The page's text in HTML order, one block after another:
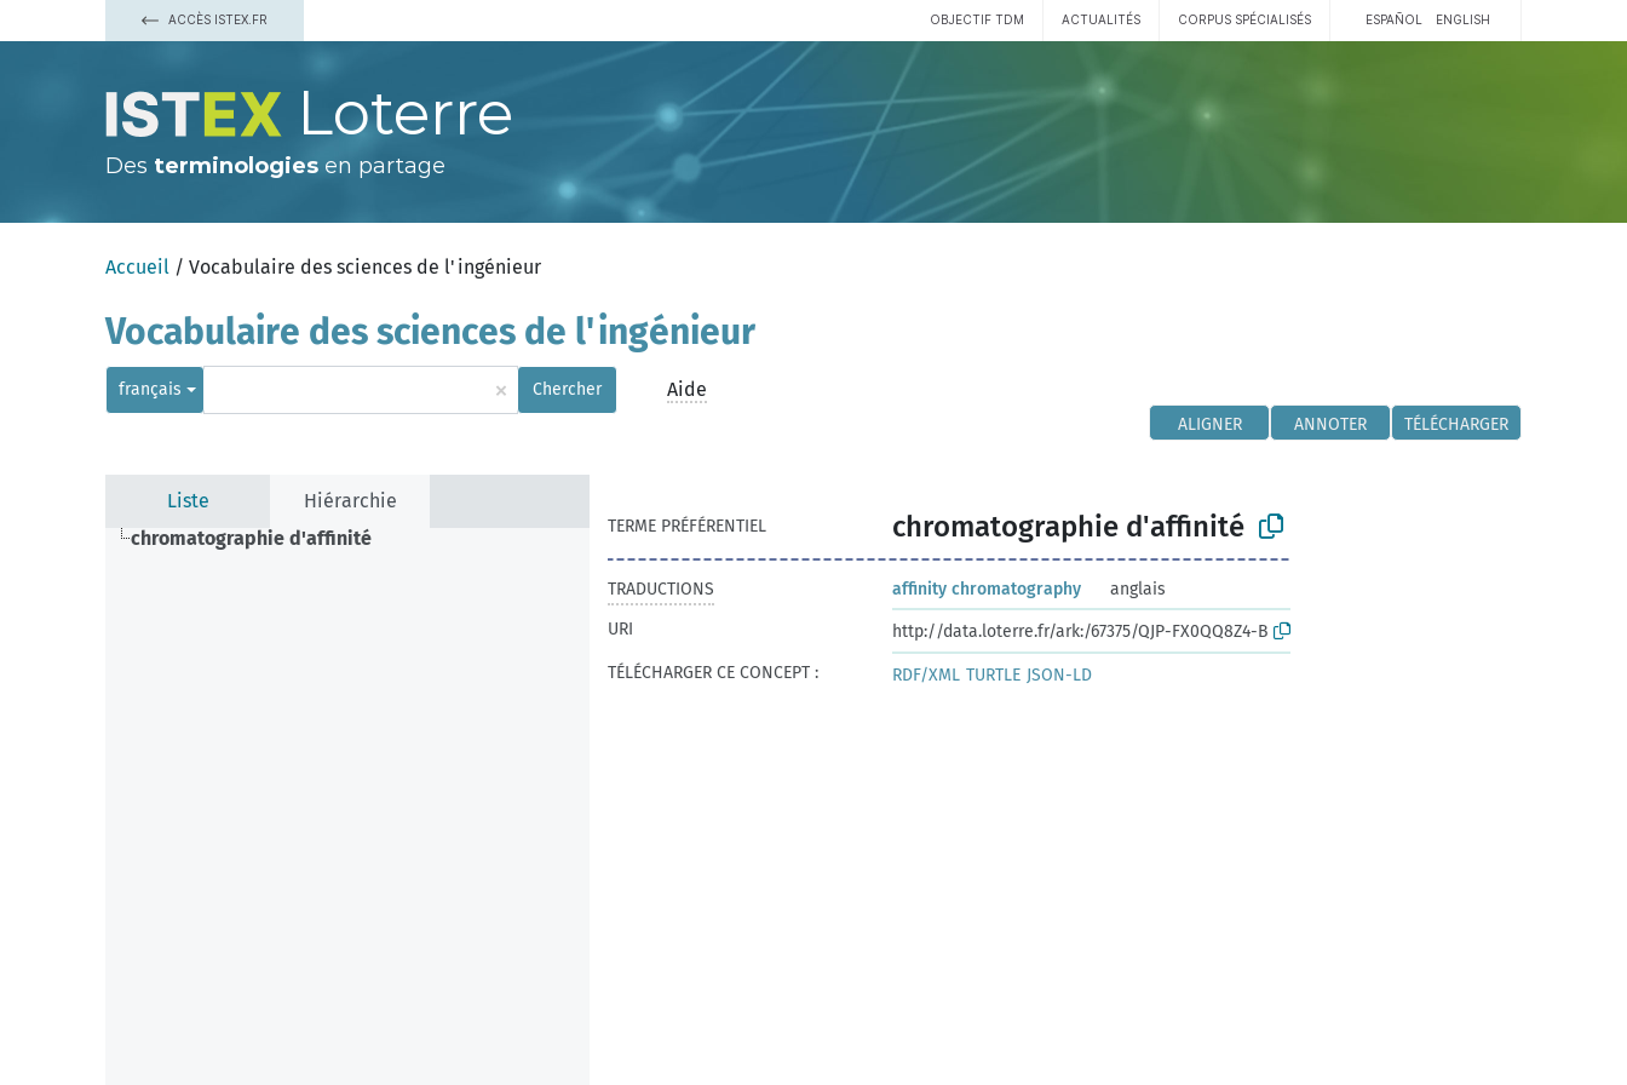
ACCÈS ISTEX.FR OBJECTIF TDM ACTUALITÉS CORPUS SPÉCIALISÉS ESPAÑOL ENGLISH
Loterre
Des terminologies en partage
Accueil / Vocabulaire des sciences de l'ingénieur
Vocabulaire des sciences de l'ingénieur
français × Chercher Aide
ALIGNER ANNOTER TÉLÉCHARGER
Liste
Hiérarchie
chromatographie d'affinité
TERME PRÉFÉRENTIEL chromatographie d'affinité
TRADUCTIONS affinity chromatography
anglais
URI
http://data.loterre.fr/ark:/67375/QJP-FX0QQ8Z4-B
TÉLÉCHARGER CE CONCEPT :
RDF/XML TURTLE JSON-LD